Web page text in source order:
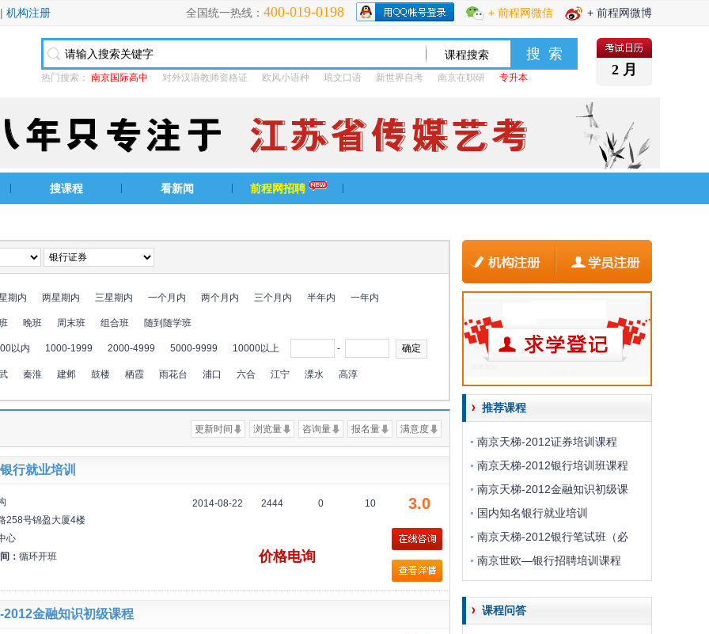
| 机构注册 + 前程网微博
+ 前程网微信
全国统一热线： 400-019-0198
热门搜索： 南京国际高中 对外汉语教师资格证 欧风小语种 琅文口语 新世界自考 南京在职研 专升本 2 月
搜课程 看新闻 前程网招聘
期内 两星期内 三星期内 一个月内 两个月内 三个月内 半年内 一年内
晚班 周末班 组合班 随到随学班
以内 1000-1999 2000-4999 5000-9999 10000以上 -
秦淮 建邺 鼓楼 栖霞 雨花台 浦口 六合 江宁 溧水 高淳
满意度
报名量
咨询量
浏览量
更新时间
行就业培训
258号锦盈大厦4楼
心
： 循环开班
2014-08-22 2444 0 10 3.0
价格电询
2012金融知识初级课程
推荐课程
南京天梯-2012证券培训课程
南京天梯-2012银行培训班课程
南京天梯-2012金融知识初级课
国内知名银行就业培训
南京天梯-2012银行笔试班（必
南京世欧—银行招聘培训课程
课程问答